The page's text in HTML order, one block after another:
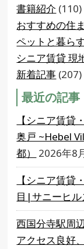
書籍紹介 (110)
おすすめの住
ペットと暮ら
シニア賃貸 現
新着記事 (207)
最近の記事
【シニア賃貸
奥戸 ~Hebel
都）
2026年8
【シニア賃貸
目|サニーヒル
西国分寺駅周
アクセス良好